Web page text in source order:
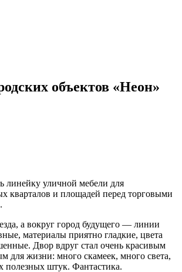
объектов «Неон»
линейку уличной мебели для
кварталов и площадей перед торговыми
а вокруг город будущего — линии
материалы приятно гладкие, цвета
Двор вдруг стал очень красивым
для жизни: много скамеек, много света,
полезных штук. Фантастика.